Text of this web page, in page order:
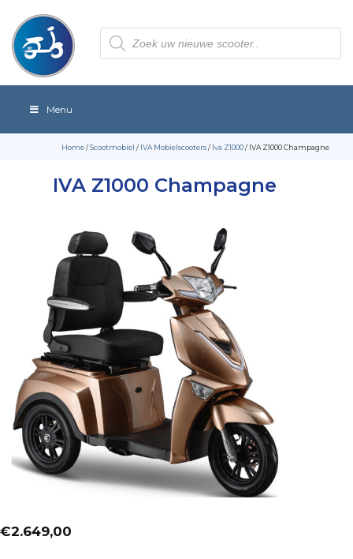
Producten
zoeken
Menu
Home/Scootmobiel /IVA Mobielscooters/Iva Z1000/ IVA Z1000 Champagne
IVA Z1000 Champagne
€2.649,00